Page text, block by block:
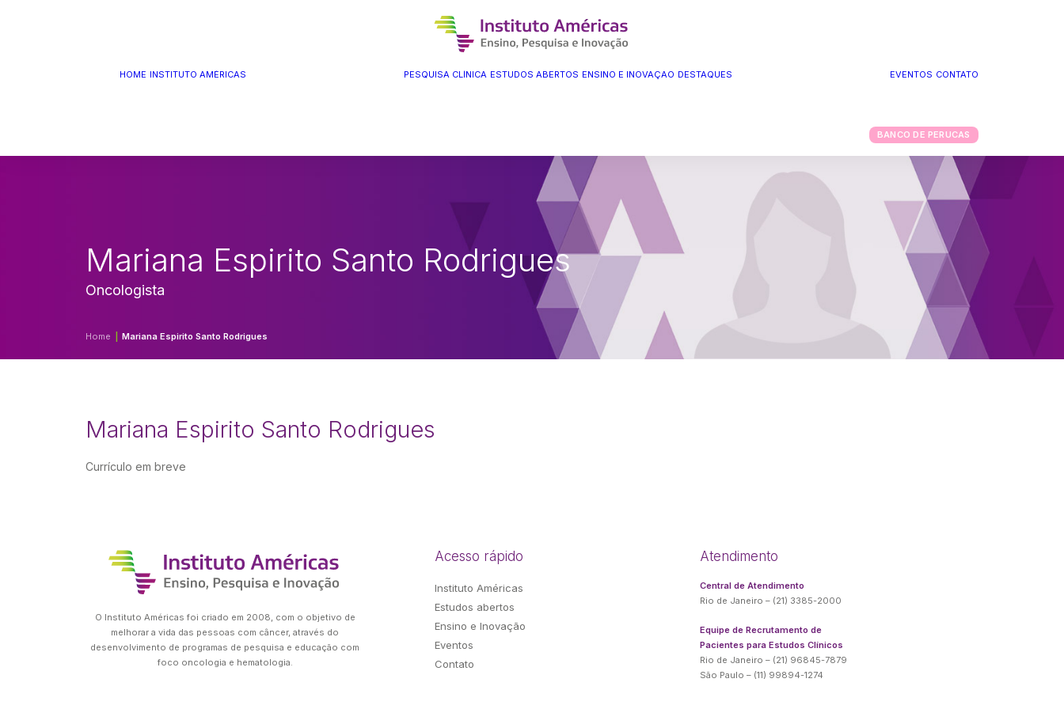
HOME INSTITUTO AMÉRICAS PESQUISA CLÍNICA ESTUDOS ABERTOS ENSINO E INOVAÇÃO DESTAQUES EVENTOS CONTATO
BANCO DE PERUCAS
Mariana Espirito Santo Rodrigues
Oncologista
Home Mariana Espirito Santo Rodrigues
Mariana Espirito Santo Rodrigues
Currículo em breve
O Instituto Américas foi criado em 2008, com o objetivo de
melhorar a vida das pessoas com câncer, através do
desenvolvimento de programas de pesquisa e educação com
foco oncologia e hematologia.
Acesso rápido
Instituto Américas
Estudos abertos
Ensino e Inovação
Eventos
Contato
Atendimento
Central de Atendimento
Rio de Janeiro – (21) 3385-2000
Equipe de Recrutamento de
Pacientes para Estudos Clínicos
Rio de Janeiro – (21) 96845-7879
São Paulo – (11) 99894-1274